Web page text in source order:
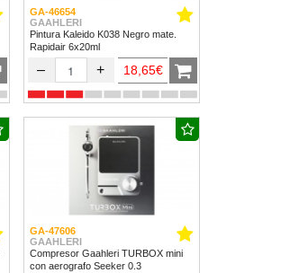
GA-46654
GAAHLERI
Pintura Kaleido K038 Negro mate.
Rapidair 6x20ml
– + 18,65€
GA-47606
GAAHLERI
Compresor Gaahleri TURBOX mini
con aerografo Seeker 0.3